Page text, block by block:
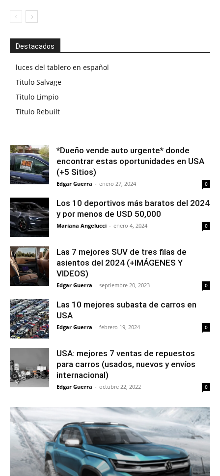
Destacados
luces del tablero en español
Titulo Salvage
Titulo Limpio
Titulo Rebuilt
*Dueño vende auto urgente* donde
encontrar estas oportunidades en USA
(+5 Sitios)
Edgar Guerra - enero 27, 2024 0
Los 10 deportivos más baratos del 2024
y por menos de USD 50,000
Mariana Angelucci - enero 4, 2024 0
Las 7 mejores SUV de tres filas de
asientos del 2024 (+IMÁGENES Y
VIDEOS)
Edgar Guerra - septiembre 20, 2023 0
Las 10 mejores subasta de carros en
USA
Edgar Guerra - febrero 19, 2024 0
USA: mejores 7 ventas de repuestos
para carros (usados, nuevos y envíos
internacional)
Edgar Guerra - octubre 22, 2022 0